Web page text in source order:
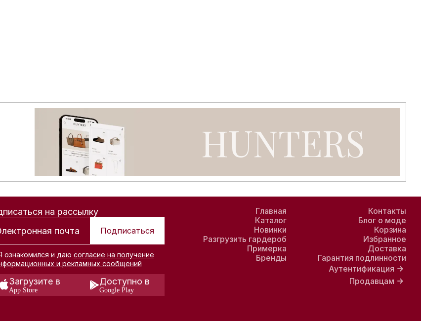
каталогу брендовых товаров: больше сумок, обуви, одежды и аксессуаров, удобный просмотр
на рассылку
Подписаться
ознакомился и даю согласие на получение
и рекламных сообщений
Загрузите в
App Store
Доступно в
Google Play
Главная
Каталог
Новинки
Разгрузить гардероб
Примерка
Бренды
Контакты
Блог о моде
Корзина
Избранное
Доставка
Гарантия подлинности
Аутентификация
Продавцам